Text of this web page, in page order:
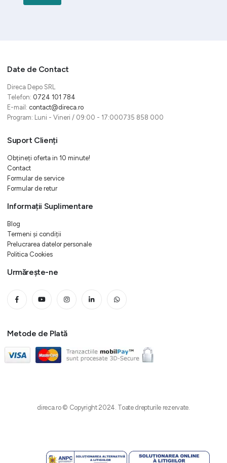
Date de Contact
Direca Depo SRL
Telefon: 0724 101 784
E-mail: contact@direca.ro
Program: Luni - Vineri / 09:00 - 17:000735 858 000
Suport Clienți
Obțineți oferta in 10 minute!
Contact
Formular de service
Formular de retur
Informații Suplimentare
Blog
Termeni și condiții
Prelucrarea datelor personale
Politica Cookies
Urmărește-ne
Metode de Plată
direca.ro © Copyright 2024. Toate drepturile rezervate.